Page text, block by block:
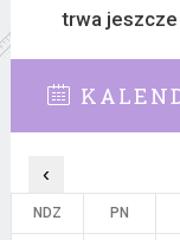
trwa jeszcze
‹
NDZ PN